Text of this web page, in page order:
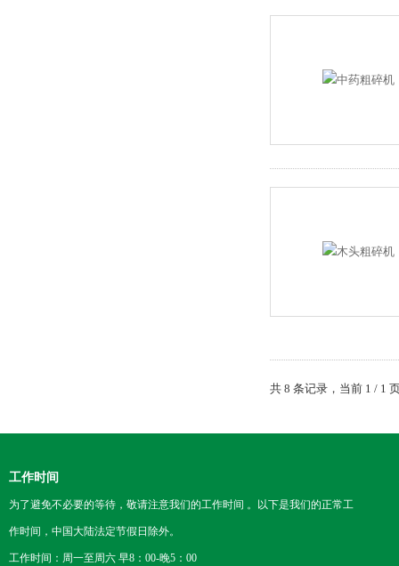
共 8 条记录，当前 1 / 1
工作时间
为了避免不必要的等待，敬请注意我们的工作时间 。以下是我们的正常工
作时间，中国大陆法定节假日除外。
工作时间：周一至周六 早8：00-晚5：00